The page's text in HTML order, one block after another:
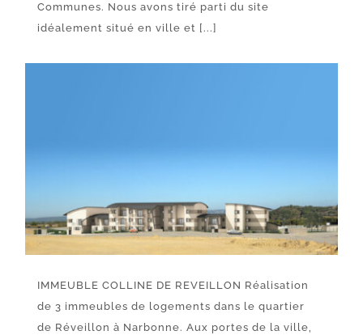
Communes. Nous avons tiré parti du site
idéalement situé en ville et [...]
IMMEUBLE COLLINE DE REVEILLON Réalisation
de 3 immeubles de logements dans le quartier
de Réveillon à Narbonne. Aux portes de la ville,